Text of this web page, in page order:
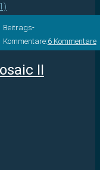
Beitrags-
Kommentare:6 Kommentare
II